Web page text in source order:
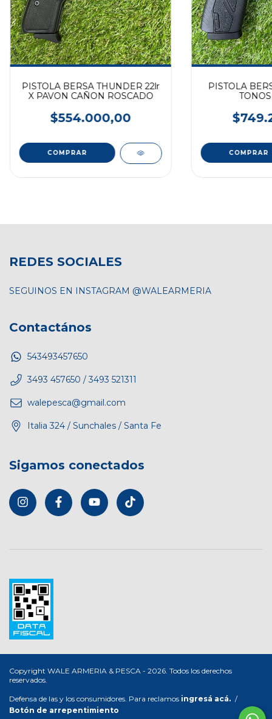
PISTOLA BERSA THUNDER 22lr
X PAVON CAÑON ROSCADO
$554.000,00
PISTOLA
REDES SOCIALES
SEGUINOS EN INSTAGRAM @WALEARMERIA
Contactános
543493457650
3493 457650 / 3493 521311
walepesca@gmail.com
Italia 324 / Sunchales / Santa Fe
Sigamos conectados
Copyright WALE ARMERIA & PESCA - 2026. Todos los derechos
reservados.
Defensa de las y los consumidores. Para reclamos ingresá acá. /
Botón de arrepentimiento